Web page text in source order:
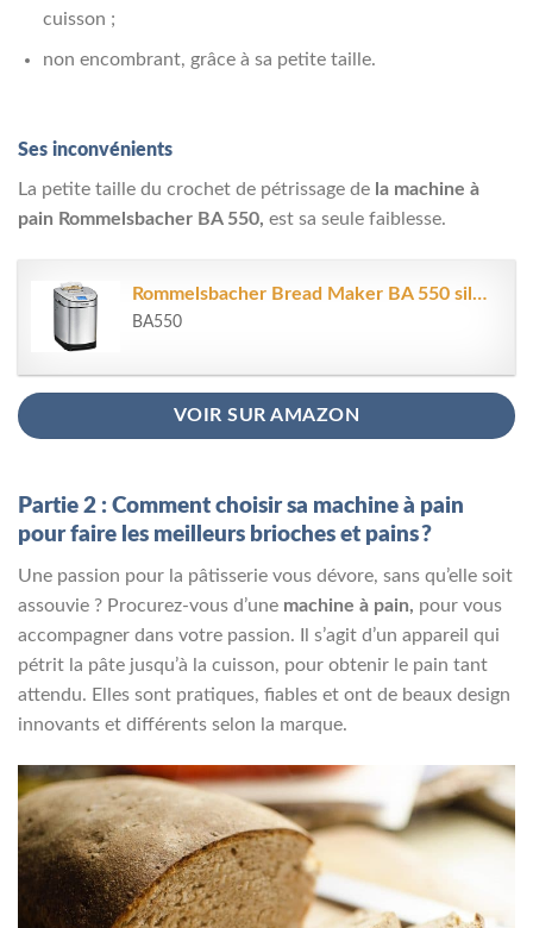
cuisson ;
non encombrant, grâce à sa petite taille.
Ses inconvénients
La petite taille du crochet de pétrissage de la machine à
pain Rommelsbacher BA 550, est sa seule faiblesse.
Rommelsbacher Bread Maker BA 550 silver (BA550)
BA550
VOIR SUR AMAZON
Partie 2 : Comment choisir sa machine à pain
pour faire les meilleurs brioches et pains ?
Une passion pour la pâtisserie vous dévore, sans qu’elle soit
assouvie ? Procurez-vous d’une machine à pain, pour vous
accompagner dans votre passion. Il s’agit d’un appareil qui
pétrit la pâte jusqu’à la cuisson, pour obtenir le pain tant
attendu. Elles sont pratiques, fiables et ont de beaux design
innovants et différents selon la marque.